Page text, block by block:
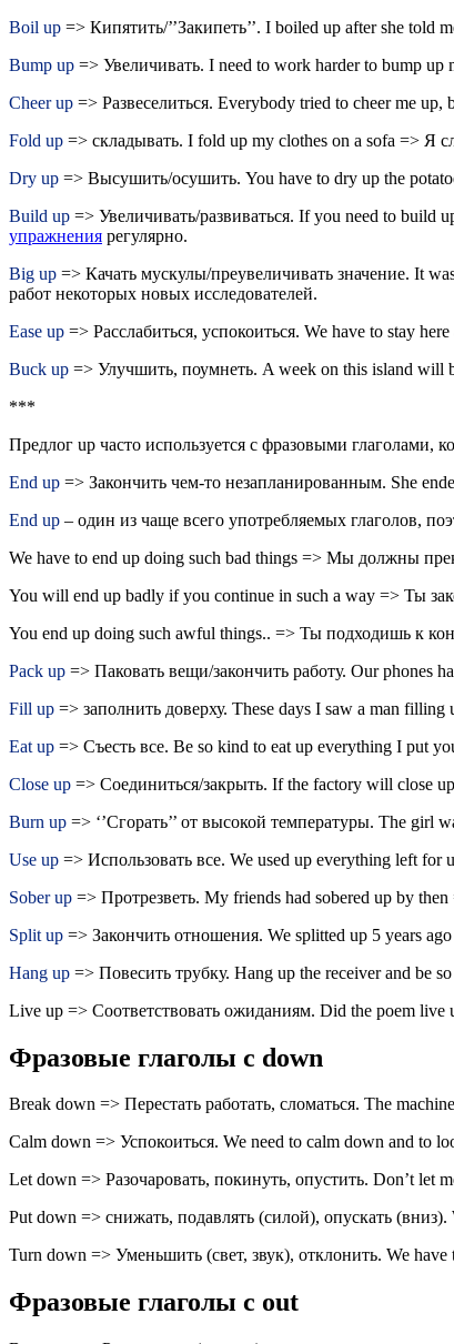
Boil up => Кипятить/’’Закипеть’’. I boiled up after she told
Bump up => Увеличивать. I need to work harder to bump
Cheer up => Развеселиться. Everybody tried to cheer me
Fold up => складывать. I fold up my clothes on a sofa => Я
Dry up => Высушить/осушить. You have to dry up the
Build up => Увеличивать/развиваться. If you need to
упражнения регулярно.
Big up => Качать мускулы/преувеличивать значение. It
работ некоторых новых исследователей.
Ease up => Расслабиться, успокоиться. We have to stay
Buck up => Улучшить, поумнеть. A week on this island will
***
Предлог up часто используется с фразовыми глаголами,
End up => Закончить чем-то незапланированным. She
End up – один из чаще всего употребляемых глаголов,
We have to end up doing such bad things => Мы должны
You will end up badly if you continue in such a way => Ты
You end up doing such awful things.. => Ты подходишь к
Pack up => Паковать вещи/закончить работу. Our phones
Fill up => заполнить доверху. These days I saw a man
Eat up => Съесть все. Be so kind to eat up everything I put
Close up => Соединиться/закрыть. If the factory will close
Burn up => ‘’Сгорать’’ от высокой температуры. The girl
Use up => Использовать все. We used up everything left
Sober up => Протрезветь. My friends had sobered up by
Split up => Закончить отношения. We splitted up 5 years
Hang up => Повесить трубку. Hang up the receiver and be
Live up => Соответствовать ожиданиям. Did the poem
Фразовые глаголы с down
Break down => Перестать работать, сломаться. The
Calm down => Успокоиться. We need to calm down and to
Let down => Разочаровать, покинуть, опустить. Don’t
Put down => снижать, подавлять (силой), опускать
Turn down => Уменьшить (свет, звук), отклонить. We
Фразовые глаголы с out